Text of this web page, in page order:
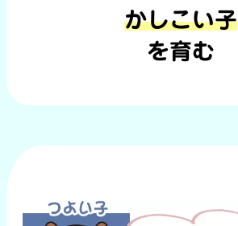
かしこい子
を育む